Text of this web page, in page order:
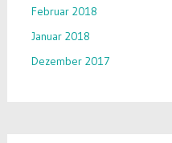
Februar 2018
Januar 2018
Dezember 2017